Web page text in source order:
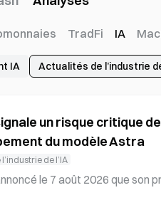
TradFi IA
IA Actualités de l’industrie
un risque critique
du modèle Astra
de l’IA
le 7 août 2026 que son